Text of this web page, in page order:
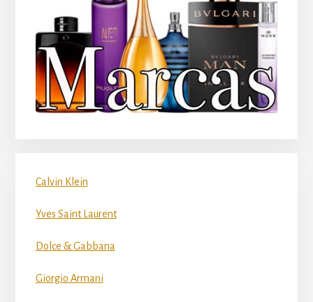
Calvin Klein
Yves Saint Laurent
Dolce & Gabbana
Giorgio Armani